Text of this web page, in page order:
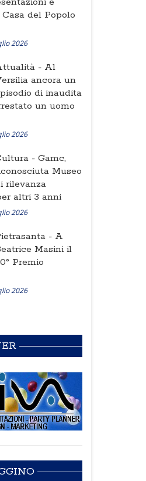
del Popolo
2026
- Al
ancora un
di inaudita
un uomo
2026
- Gamc,
Museo
rilevanza
altri 3 anni
2026
- A
Masini il
Premio
2026